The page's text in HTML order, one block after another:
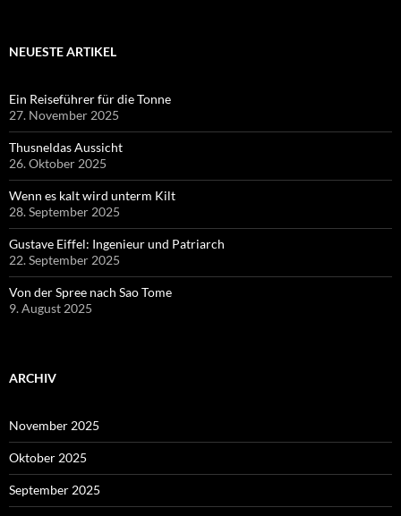
NEUESTE ARTIKEL
Ein Reiseführer für die Tonne
27. November 2025
Thusneldas Aussicht
26. Oktober 2025
Wenn es kalt wird unterm Kilt
28. September 2025
Gustave Eiffel: Ingenieur und Patriarch
22. September 2025
Von der Spree nach Sao Tome
9. August 2025
ARCHIV
November 2025
Oktober 2025
September 2025